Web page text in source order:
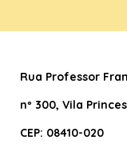
Rua Professor
nº 300, Vila
CEP: 08410-020